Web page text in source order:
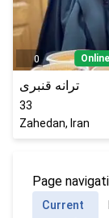
0 Online
ترانه قنبری
33
Zahedan, Iran
Page
Current